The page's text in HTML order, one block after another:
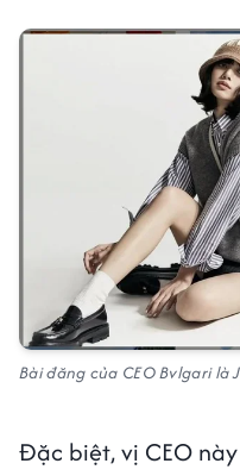
Bài đăng của CEO Bvlgari là
Đặc biệt, vị CEO